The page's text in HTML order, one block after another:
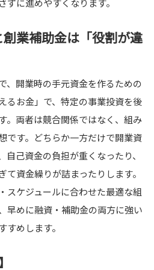
ずに進めやすくなります。
業補助金は「役割が違
、開業時の手元資金を作るための
るお金」で、特定の事業投資を後
。両者は競合関係ではなく、組み
です。どちらか一方だけで開業資
己資金の負担が重くなったり、
資金繰りが詰まったりします。
スケジュールに合わせた最適な組
早めに融資・補助金の両方に強い
すめします。